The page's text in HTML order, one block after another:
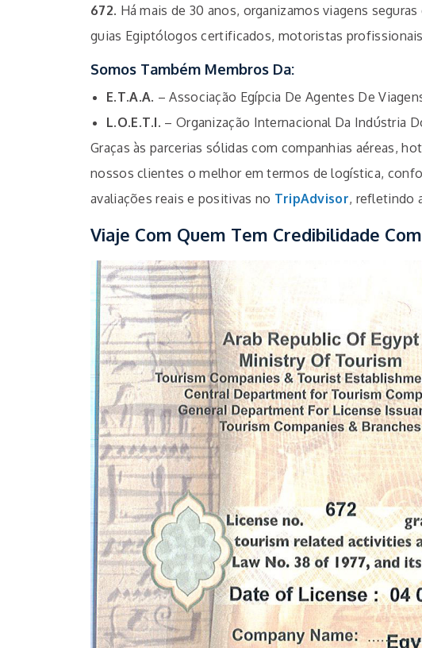
672. Há mais de 30 anos, organizamos viagens
guias Egiptólogos certificados, motoristas
Somos Também Membros Da:
E.T.A.A. – Associação Egípcia De Agentes De
L.O.E.T.I. – Organização Internacional Da Indústria
Graças às parcerias sólidas com companhias aéreas,
nossos clientes o melhor em termos de logística,
avaliações reais e positivas no TripAdvisor, refletindo
Viaje Com Quem Tem Credibilidade